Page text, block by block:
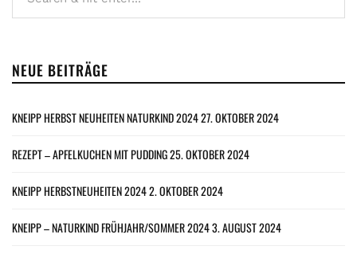
NEUE BEITRÄGE
KNEIPP HERBST NEUHEITEN NATURKIND 202427. OKTOBER 2024
REZEPT – APFELKUCHEN MIT PUDDING25. OKTOBER 2024
KNEIPP HERBSTNEUHEITEN 20242. OKTOBER 2024
KNEIPP – NATURKIND FRÜHJAHR/SOMMER 20243. AUGUST 2024